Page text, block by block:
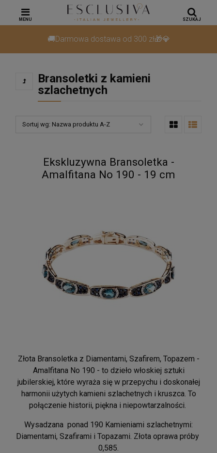
🚚Darmowa dostawa od 300 zł🎁💎
MENU SZUKAJ
Bransoletki z kamieni
szlachetnych
Sortuj wg: Nazwa produktu A-Z
Ekskluzywna Bransoletka -
Amalfitana No 190 - 19 cm
Złota Bransoletka z Diamentami, Szafirem, Topazem -
Amalfitana No 190 - to dzieło włoskiej sztuki
jubilerskiej, które wyraża się w przepychu i doskonałej
harmonii użytych kamieni szlachetnych i kruszca. To
połączenie historii, piękna i niepowtarzalności.
Wysadzana ponad 190 Kamieniami szlachetnymi:
Diamentami, Szafirami i Topazami. Złota oprawa próby
0,585.